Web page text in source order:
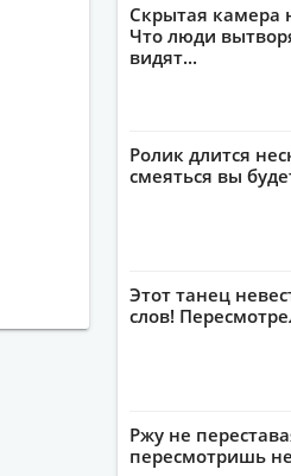
Скрытая камера
Что люди
видят...
Ролик длится
смеяться вы
Этот танец
слов!
Ржу не
пересмотришь